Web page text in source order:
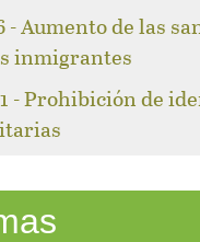
- Aumento de las
inmigrantes
- Prohibición de